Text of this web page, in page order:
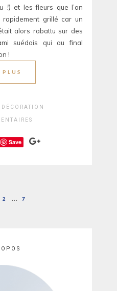
!) et les fleurs que l’on
grillé car un
alors rabattu sur des
suédois qui au final
!
DÉCORATION
Save
2 … 7